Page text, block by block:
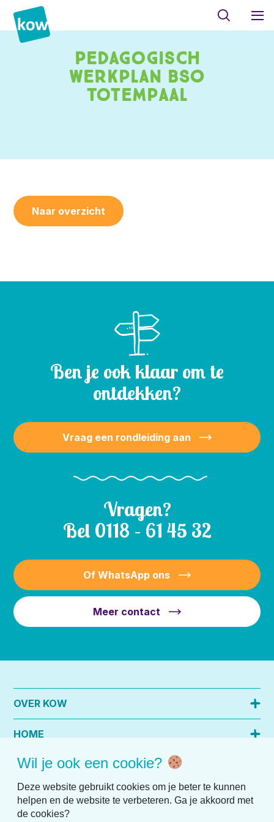
Pedagogisch
werkplan BSO
Totempaal
Naar overzicht
Ben je ook klaar om te
ontdekken?
Vraag een rondleiding aan
Vragen?
Bel 0118 – 61 45 32
Of WhatsApp ons
Meer contact
OVER KOW
HOME
PRAKTISCHE INFO
Wil je ook een cookie?
Deze website gebruikt cookies om je beter te kunnen
helpen en de website te verbeteren. Ga je akkoord met
de cookies?